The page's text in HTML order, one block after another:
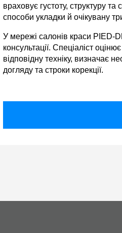
враховує густоту, структуру
способи укладки й очікувану
У мережі салонів краси PIED-
консультації. Спеціаліст
відповідну техніку, визначає
догляду та строки корекції.